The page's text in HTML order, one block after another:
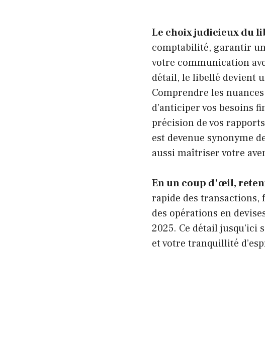
Le choix judicieux du
comptabilité, garantir
votre communication
détail, le libellé devient
Comprendre les
d’anticiper vos besoins
précision de vos
est devenue synonyme
aussi maîtriser votre
En un coup d’œil,
rapide des
des opérations en
2025. Ce détail jusqu’ici
et votre tranquillité